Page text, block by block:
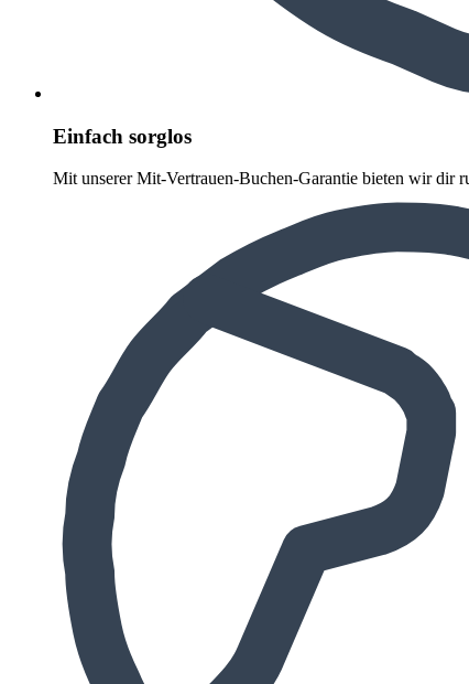
Einfach sorglos
Mit unserer Mit-Vertrauen-Buchen-Garantie bieten wir dir